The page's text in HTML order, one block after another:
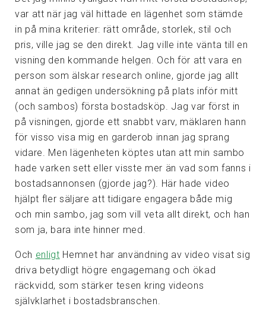
var att när jag väl hittade en lägenhet som stämde
in på mina kriterier: rätt område, storlek, stil och
pris, ville jag se den direkt. Jag ville inte vänta till en
visning den kommande helgen. Och för att vara en
person som älskar research online, gjorde jag allt
annat än gedigen undersökning på plats inför mitt
(och sambos) första bostadsköp. Jag var först in
på visningen, gjorde ett snabbt varv, mäklaren hann
för visso visa mig en garderob innan jag sprang
vidare. Men lägenheten köptes utan att min sambo
hade varken sett eller visste mer än vad som fanns i
bostadsannonsen (gjorde jag?). Här hade video
hjälpt fler säljare att tidigare engagera både mig
och min sambo, jag som vill veta allt direkt, och han
som ja, bara inte hinner med.
Och enligt Hemnet har användning av video visat sig
driva betydligt högre engagemang och ökad
räckvidd, som stärker tesen kring videons
självklarhet i bostadsbranschen.